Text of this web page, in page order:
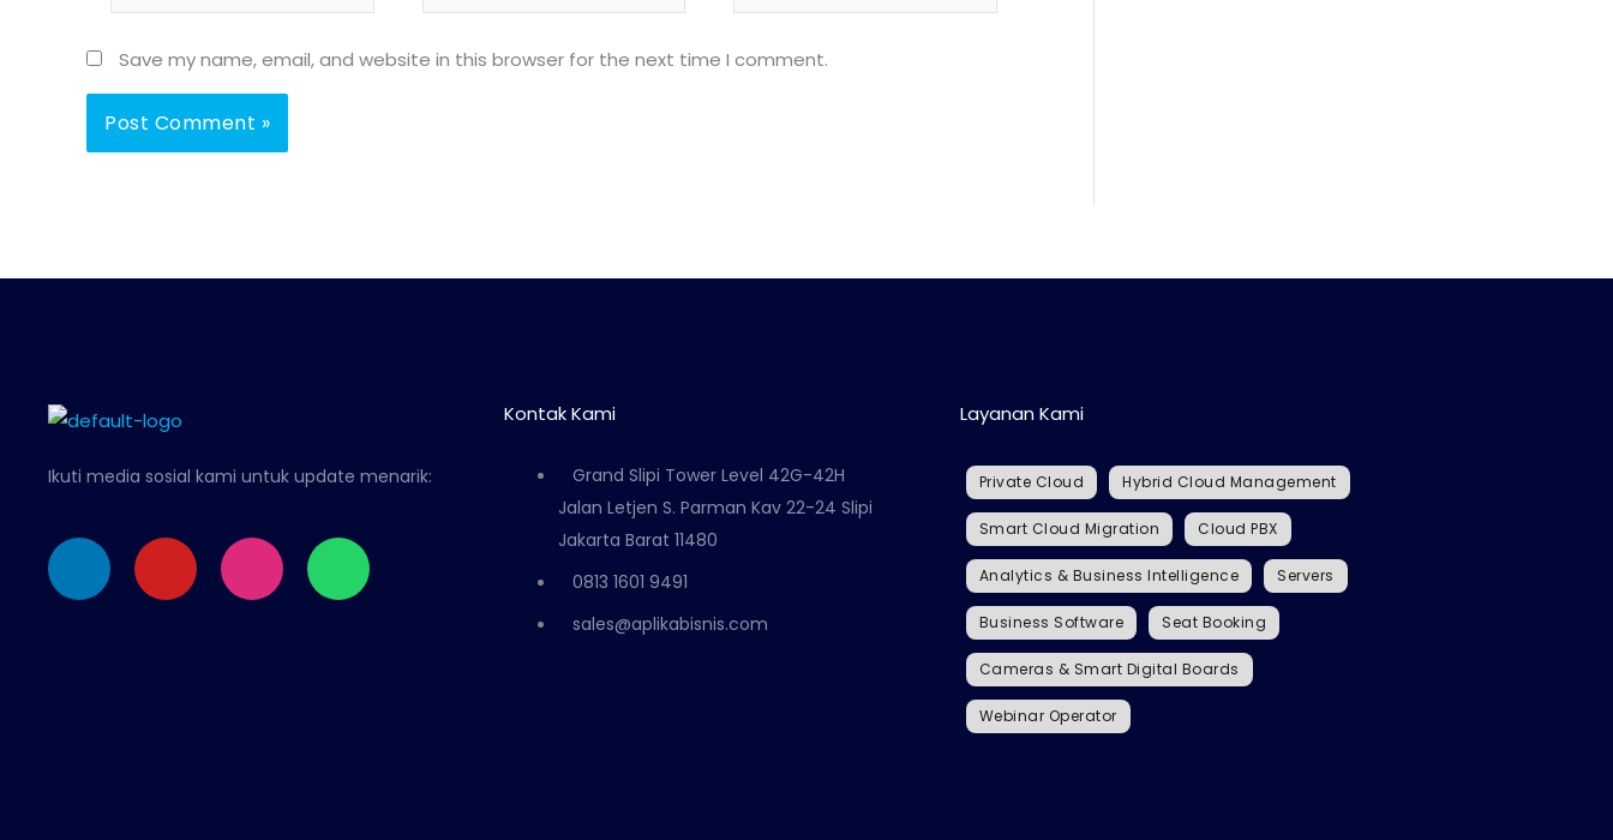
Save my name, email, and website in this browser for the next time I comment.
Ikuti media sosial kami untuk update menarik:
LinkedinYoutubeInstagramWhatsapp
Kontak Kami
Grand Slipi Tower Level 42G-42H
Jalan Letjen S. Parman Kav 22-24 Slipi
Jakarta Barat 11480
0813 1601 9491
sales@aplikabisnis.com
Layanan Kami
Private Cloud Hybrid Cloud Management
Smart Cloud Migration Cloud PBX
Analytics & Business Intelligence Servers
Business Software Seat Booking
Cameras & Smart Digital Boards
Webinar Operator